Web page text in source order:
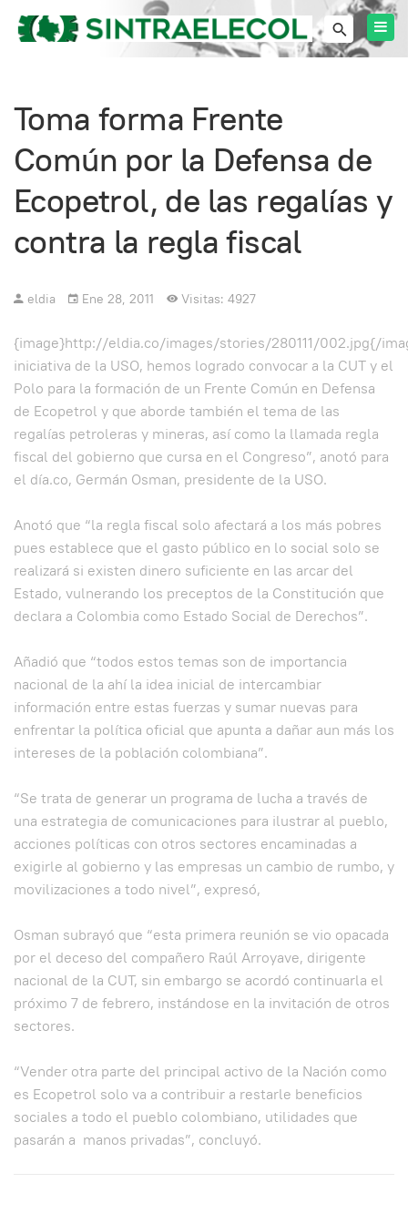
Toma forma Frente
Común por la Defensa de
Ecopetrol, de las regalías y
contra la regla fiscal
eldia Ene 28, 2011 Visitas: 4927
{image}http://eldia.co/images/stories/280111/002.jpg{/
iniciativa de la USO, hemos logrado convocar a la CUT y el
Polo para la formación de un Frente Común en Defensa
de Ecopetrol y que aborde también el tema de las
regalías petroleras y mineras, así como la llamada regla
fiscal del gobierno que cursa en el Congreso”, anotó para
el día.co, Germán Osman, presidente de la USO.
Anotó que “la regla fiscal solo afectará a los más pobres
pues establece que el gasto público en lo social solo se
realizará si existen dinero suficiente en las arcar del
Estado, vulnerando los preceptos de la Constitución que
declara a Colombia como Estado Social de Derechos”.
Añadió que “todos estos temas son de importancia
nacional de la ahí la idea inicial de intercambiar
información entre estas fuerzas y sumar nuevas para
enfrentar la política oficial que apunta a dañar aun más los
intereses de la población colombiana”.
“Se trata de generar un programa de lucha a través de
una estrategia de comunicaciones para ilustrar al pueblo,
acciones políticas con otros sectores encaminadas a
exigirle al gobierno y las empresas un cambio de rumbo, y
movilizaciones a todo nivel”, expresó,
Osman subrayó que “esta primera reunión se vio opacada
por el deceso del compañero Raúl Arroyave, dirigente
nacional de la CUT, sin embargo se acordó continuarla el
próximo 7 de febrero, instándose en la invitación de otros
sectores.
“Vender otra parte del principal activo de la Nación como
es Ecopetrol solo va a contribuir a restarle beneficios
sociales a todo el pueblo colombiano, utilidades que
pasarán a manos privadas”, concluyó.